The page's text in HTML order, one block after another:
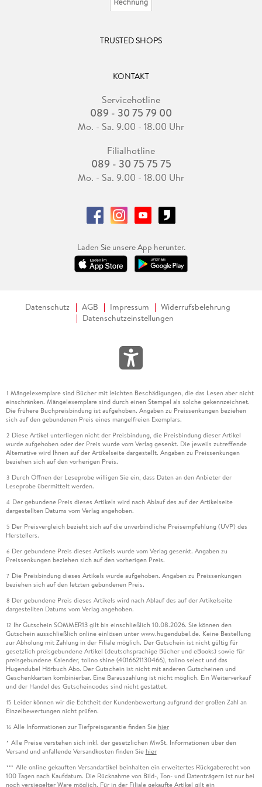
TRUSTED SHOPS
KONTAKT
Servicehotline
089 - 30 75 79 00
Mo. - Sa. 9.00 - 18.00 Uhr
Filialhotline
089 - 30 75 75 75
Mo. - Sa. 9.00 - 18.00 Uhr
Laden Sie unsere App herunter.
Datenschutz AGB Impressum
Widerrufsbelehrung
Datenschutzeinstellungen
1 Mängelexemplare sind Bücher mit leichten Beschädigungen, die das Lesen aber nicht
einschränken. Mängelexemplare sind durch einen Stempel als solche gekennzeichnet.
Die frühere Buchpreisbindung ist aufgehoben. Angaben zu Preissenkungen beziehen
sich auf den gebundenen Preis eines mangelfreien Exemplars.
2 Diese Artikel unterliegen nicht der Preisbindung, die Preisbindung dieser Artikel
wurde aufgehoben oder der Preis wurde vom Verlag gesenkt. Die jeweils zutreffende
Alternative wird Ihnen auf der Artikelseite dargestellt. Angaben zu Preissenkungen
beziehen sich auf den vorherigen Preis.
3 Durch Öffnen der Leseprobe willigen Sie ein, dass Daten an den Anbieter der
Leseprobe übermittelt werden.
4 Der gebundene Preis dieses Artikels wird nach Ablauf des auf der Artikelseite
dargestellten Datums vom Verlag angehoben.
5 Der Preisvergleich bezieht sich auf die unverbindliche Preisempfehlung (UVP) des
Herstellers.
6 Der gebundene Preis dieses Artikels wurde vom Verlag gesenkt. Angaben zu
Preissenkungen beziehen sich auf den vorherigen Preis.
7 Die Preisbindung dieses Artikels wurde aufgehoben. Angaben zu Preissenkungen
beziehen sich auf den letzten gebundenen Preis.
8 Der gebundene Preis dieses Artikels wird nach Ablauf des auf der Artikelseite
dargestellten Datums vom Verlag angehoben.
12 Ihr Gutschein SOMMER13 gilt bis einschließlich 10.08.2026. Sie können den
Gutschein ausschließlich online einlösen unter www.hugendubel.de. Keine Bestellung
zur Abholung mit Zahlung in der Filiale möglich. Der Gutschein ist nicht gültig für
gesetzlich preisgebundene Artikel (deutschsprachige Bücher und eBooks) sowie für
preisgebundene Kalender, tolino shine (4016621130466), tolino select und das
Hugendubel Hörbuch Abo. Der Gutschein ist nicht mit anderen Gutscheinen und
Geschenkkarten kombinierbar. Eine Barauszahlung ist nicht möglich. Ein Weiterverkauf
und der Handel des Gutscheincodes sind nicht gestattet.
15 Leider können wir die Echtheit der Kundenbewertung aufgrund der großen Zahl an
Einzelbewertungen nicht prüfen.
16 Alle Informationen zur Tiefpreisgarantie finden Sie hier
* Alle Preise verstehen sich inkl. der gesetzlichen MwSt. Informationen über den
Versand und anfallende Versandkosten finden Sie hier
*** Alle online gekauften Versandartikel beinhalten ein erweitertes Rückgaberecht von
100 Tagen nach Kaufdatum. Die Rücknahme von Bild-, Ton- und Datenträgern ist nur bei
noch versiegelter Ware möglich. Für in der Filiale gekaufte Artikel gilt ein